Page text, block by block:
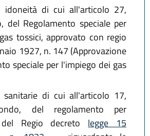
idoneità di cui all'articolo 27,
del Regolamento speciale per
tossici, approvato con regio
1927, n. 147 (Approvazione
speciale per l'impiego dei gas
sanitarie di cui all'articolo 17,
del regolamento per
Regio decreto legge 15